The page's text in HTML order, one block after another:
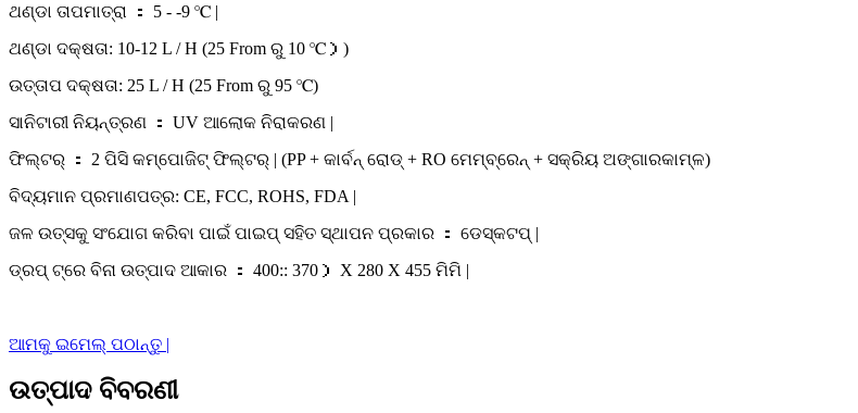
ଥଣ୍ଡା ତାପମାତ୍ରା ： 5 ‑ ‑9 ℃ |
ଥଣ୍ଡା ଦକ୍ଷତା: 10-12 L / H (25 From ରୁ 10 ℃）)
ଉତ୍ତାପ ଦକ୍ଷତା: 25 L / H (25 From ରୁ 95 ℃)
ସାନିଟାରୀ ନିୟନ୍ତ୍ରଣ ： UV ଆଲୋକ ନିରାକରଣ |
ଫିଲ୍ଟର୍ ： 2 ପିସି କମ୍ପୋଜିଟ୍ ଫିଲ୍ଟର୍ | (PP + କାର୍ବନ୍ ରୋଡ୍ + RO ମେମ୍ବ୍ରେନ୍ + ସକ୍ରିୟ ଅଙ୍ଗାରକାମ୍ଳ)
ବିଦ୍ୟମାନ ପ୍ରମାଣପତ୍ର: CE, FCC, ROHS, FDA |
ଜଳ ଉତ୍ସକୁ ସଂଯୋଗ କରିବା ପାଇଁ ପାଇପ୍ ସହିତ ସ୍ଥାପନ ପ୍ରକାର ： ଡେସ୍କଟପ୍ |
ଡ୍ରପ୍ ଟ୍ରେ ବିନା ଉତ୍ପାଦ ଆକାର ： 400:: 370） X 280 X 455 ମିମି |
ଆମକୁ ଇମେଲ୍ ପଠାନ୍ତୁ |
ଉତ୍ପାଦ ବିବରଣୀ